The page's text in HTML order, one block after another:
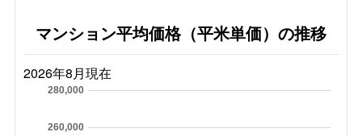
マンション平均価格（平米単価）の推移
2026年8月現在
260,000
280,000